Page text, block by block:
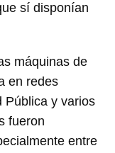
sí disponían
máquinas de
en redes
Pública y varios
fueron
entre